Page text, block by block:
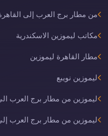
من مطار برج العرب إلى القاهرة
مكاتب ليموزين الاسكندرية
مطار القاهرة ليموزين
ليموزين نويبع
ليموزين من مطار برج العرب
ليموزين من مطار برج العرب إلى